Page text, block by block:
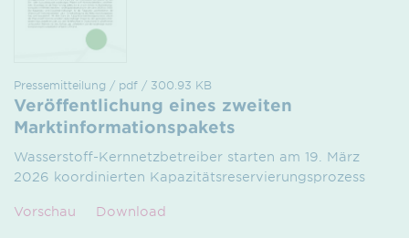
Pressemitteilung / pdf / 300.93 KB
Veröffentlichung eines zweiten
Marktinformationspakets
Wasserstoff-Kernnetzbetreiber starten am 19. März
2026 koordinierten Kapazitätsreservierungsprozess
Vorschau Download